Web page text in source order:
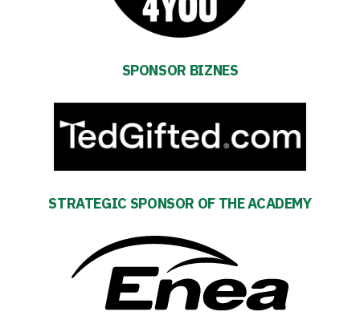
Tickets
SPONSOR BIZNES
STRATEGIC SPONSOR OF THE ACADEMY